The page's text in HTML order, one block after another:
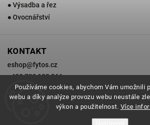
Používáme cookies, abychom Vám umožnili
webu a díky analýze provozu webu neustále
výkon a použitelnost. Více
● Výsadba a řez
● Ovocnářství
KONTAKT
eshop@fytos.cz
+420 733 133 366
Zahradnictví Fytos.